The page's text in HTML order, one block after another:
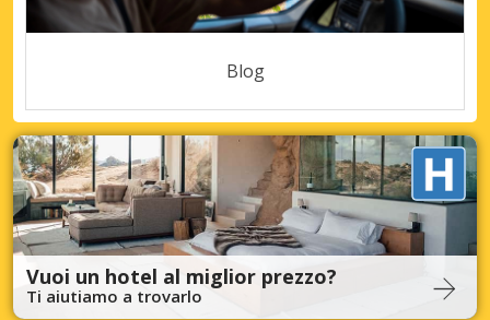
Blog
Vuoi un hotel al miglior prezzo?
Ti aiutiamo a trovarlo